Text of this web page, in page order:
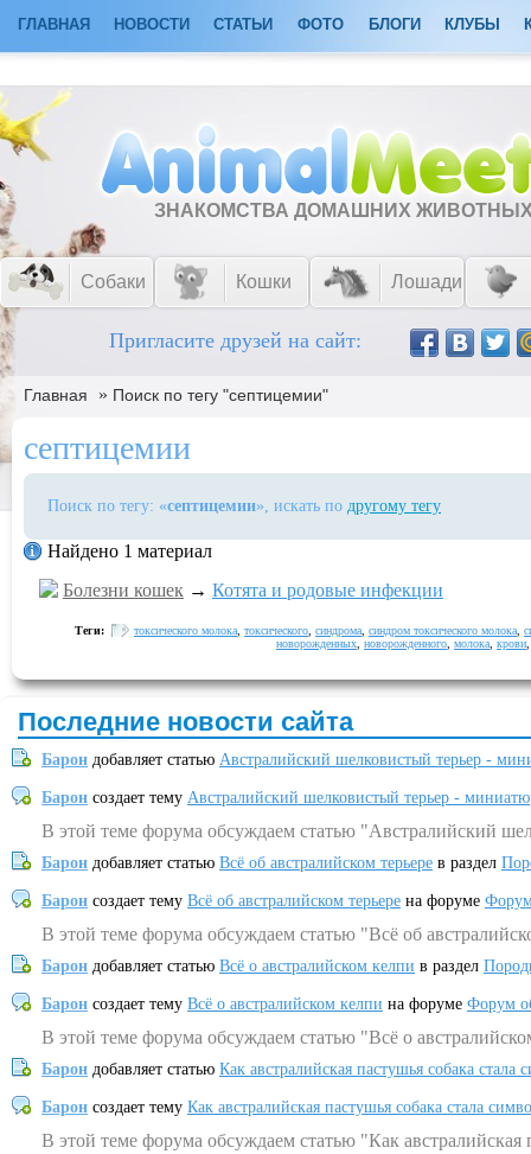
ГЛАВНАЯ НОВОСТИ СТАТЬИ ФОТО БЛОГИ КЛУБЫ
ЗНАКОМСТВА ДОМАШНИХ
Собаки Кошки Лошади
Пригласите друзей на сайт:
Главная » Поиск по тегу "септицемии"
септицемии
Поиск по тегу: «септицемии», искать по другому тегу
Найдено 1 материал
Болезни кошек → Котята и родовые инфекции
Теги: токсического молока токсического синдрома синдром токсического молока
новорожденных новорожденного молока крови
Последние новости сайта
Барон добавляет статью Австралийский шелковистый терьер -
Барон создает тему Австралийский шелковистый терьер -
В этой теме форума обсуждаем статью "Австралийский
Барон добавляет статью Всё об австралийском терьере в раздел
Барон создает тему Всё об австралийском терьере на форуме
В этой теме форума обсуждаем статью "Всё об
Барон добавляет статью Всё о австралийском келпи в раздел
Барон создает тему Всё о австралийском келпи на форуме Форум
В этой теме форума обсуждаем статью "Всё о
Барон добавляет статью Как австралийская пастушья собака
Барон создает тему Как австралийская пастушья собака стала
В этой теме форума обсуждаем статью "Как